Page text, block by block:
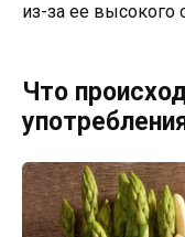
из-за ее высокого
Что